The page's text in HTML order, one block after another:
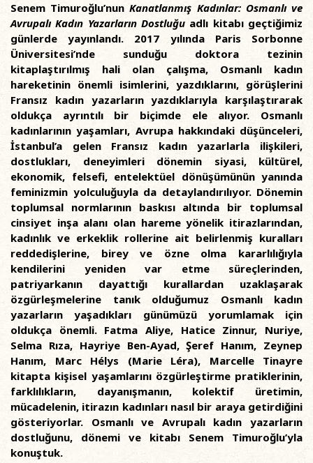
Senem Timuroğlu’nunKanatlanmış Kadınlar: Osmanlı ve
Avrupalı Kadın Yazarların Dostluğu adlı kitabı geçtiğimiz
günlerde yayınlandı. 2017 yılında Paris Sorbonne
Üniversitesi’nde sunduğu doktora tezinin
kitaplaştırılmış hali olan çalışma, Osmanlı kadın
hareketinin önemli isimlerini, yazdıklarını, görüşlerini
Fransız kadın yazarların yazdıklarıyla karşılaştırarak
oldukça ayrıntılı bir biçimde ele alıyor. Osmanlı
kadınlarının yaşamları, Avrupa hakkındaki düşünceleri,
İstanbul’a gelen Fransız kadın yazarlarla ilişkileri,
dostlukları, deneyimleri dönemin siyasi, kültürel,
ekonomik, felsefi, entelektüel dönüşümünün yanında
feminizmin yolculuğuyla da detaylandırılıyor. Dönemin
toplumsal normlarının baskısı altında bir toplumsal
cinsiyet inşa alanı olan hareme yönelik itirazlarından,
kadınlık ve erkeklik rollerine ait belirlenmiş kuralları
reddedişlerine, birey ve özne olma kararlılığıyla
kendilerini yeniden var etme süreçlerinden,
patriyarkanın dayattığı kurallardan uzaklaşarak
özgürleşmelerine tanık olduğumuz Osmanlı kadın
yazarların yaşadıkları günümüzü yorumlamak için
oldukça önemli. Fatma Aliye, Hatice Zinnur, Nuriye,
Selma Rıza, Hayriye Ben-Ayad, Şeref Hanım, Zeynep
Hanım, Marc Hélys (Marie Léra), Marcelle Tinayre
kitapta kişisel yaşamlarını özgürleştirme pratiklerinin,
farklılıkların, dayanışmanın, kolektif üretimin,
mücadelenin, itirazın kadınları nasıl bir araya getirdiğini
gösteriyorlar. Osmanlı ve Avrupalı kadın yazarların
dostluğunu, dönemi ve kitabı Senem Timuroğlu’yla
konuştuk.